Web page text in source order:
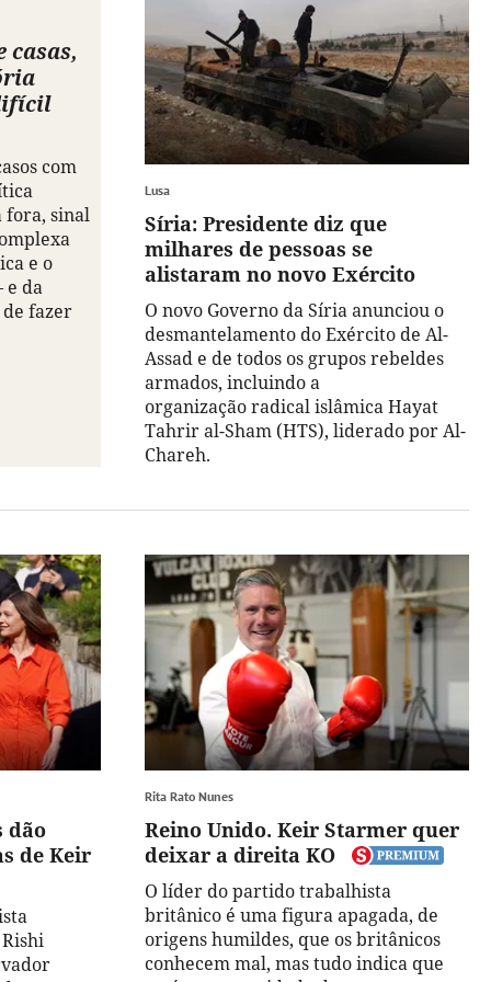
casas,
com
fora, sinal
e o
e da
de fazer
Lusa
Síria: Presidente diz que
milhares de pessoas se
alistaram no novo Exército
O novo Governo da Síria anunciou o
desmantelamento do Exército de Al-
Assad e de todos os grupos rebeldes
armados, incluindo a
organização radical islâmica Hayat
Tahrir al-Sham (HTS), liderado por Al-
Chareh.
dão
de Keir
Rita Rato Nunes
Reino Unido. Keir Starmer quer
deixar a direita KO
O líder do partido trabalhista
britânico é uma figura apagada, de
origens humildes, que os britânicos
conhecem mal, mas tudo indica que